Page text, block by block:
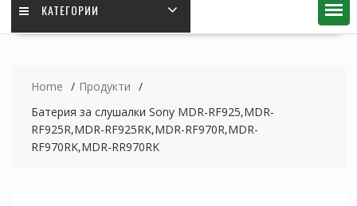
КАТЕГОРИИ
Home
Продукти
Батерия за слушалки Sony MDR-RF925,MDR-
RF925R,MDR-RF925RK,MDR-RF970R,MDR-
RF970RK,MDR-RR970RK